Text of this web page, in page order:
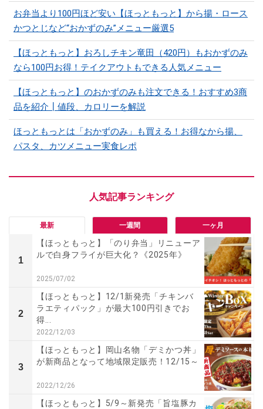
お弁当より100円ほど安い【ほっともっと】から揚・ロース
かつとじなど“おかずのみ”メニュー厳選5
【ほっともっと】おろしチキン竜田（420円）もおかずのみ
なら100円お得！テイクアウトもできる人気メニュー
【ほっともっと】のおかずのみも注文できる！おすすめ3商
品を紹介┃値段、カロリーを解説
ほっともっとは「おかずのみ」も買える！お得なから揚、
パスタ、カツメニュー実食レポ
最新 一週間 一ヶ月
1
【ほっともっと】「のり弁当」リニューア
ルで白身フライが巨大化？《2025年》
2025/07/02
2
【ほっともっと】12/1新発売「チキンバ
ラエティパック」が最大100円引きでお
得...
2022/12/03
3
【ほっともっと】岡山名物「デミかつ丼」
が新商品となって地域限定販売！12/15～
2022/12/26
【ほっともっと】5/9～新発売「旨塩豚カ